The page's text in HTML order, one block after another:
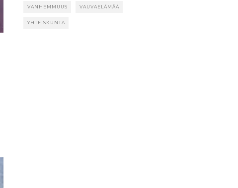
VANHEMMUUS VAUVAELÄMÄÄ
YHTEISKUNTA